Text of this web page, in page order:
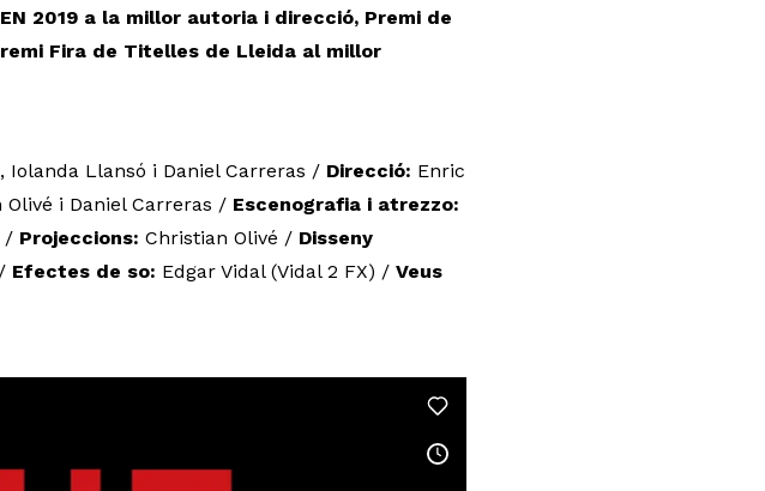
2019 a la millor autoria i direcció, Premi de
Fira de Titelles de Lleida al millor
Iolanda Llansó i Daniel Carreras / Direcció: Enric
i Daniel Carreras / Escenografia i atrezzo:
/ Projeccions: Christian Olivé / Disseny
Efectes de so: Edgar Vidal (Vidal 2 FX) / Veus